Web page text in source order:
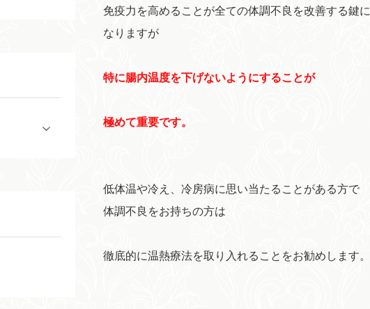
免疫力を高めることが全ての体調不良を改善する鍵に
なりますが
特に腸内温度を下げないようにすることが
極めて重要です。
低体温や冷え、冷房病に思い当たることがある方で
体調不良をお持ちの方は
徹底的に温熱療法を取り入れることをお勧めします。